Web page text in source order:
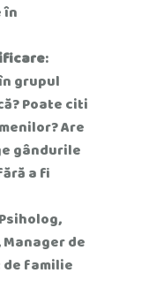
în
:
grupul
Poate citi
Are
gândurile
a fi
de
de familie